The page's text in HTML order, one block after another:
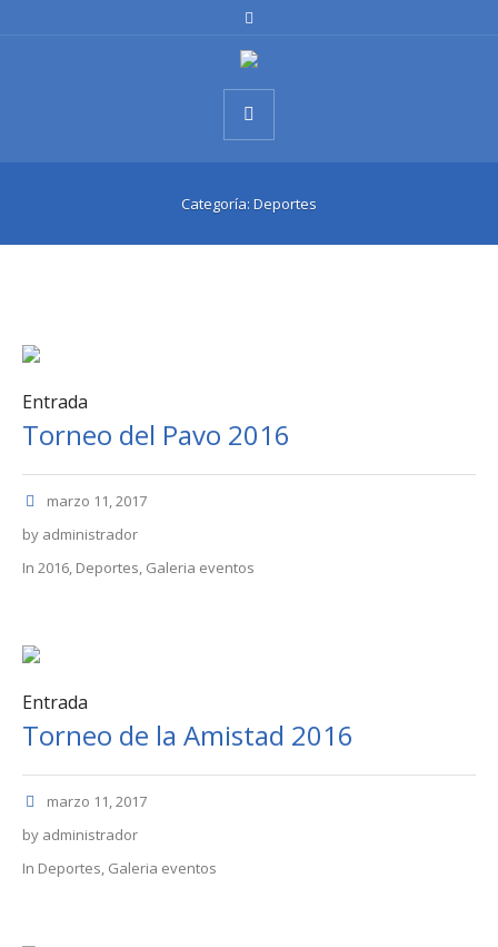
Categoría: Deportes
Entrada
Torneo del Pavo 2016
marzo 11, 2017
by administrador
In 2016 Deportes Galeria eventos
Entrada
Torneo de la Amistad 2016
marzo 11, 2017
by administrador
In Deportes Galeria eventos